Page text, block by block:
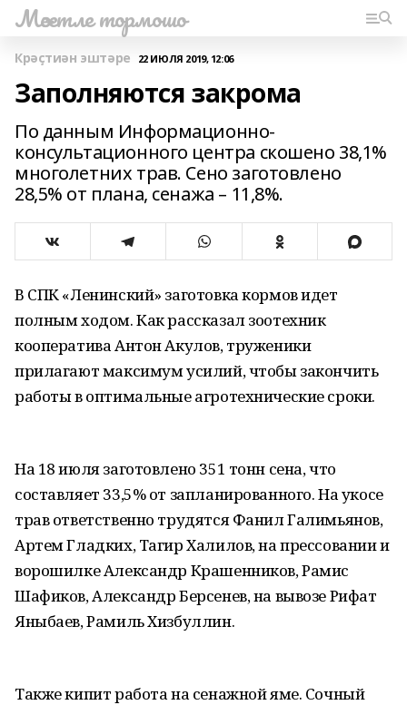
Мәсетле тормошо
Крәҫтиән эштәре 22 ИЮЛЯ 2019, 12:06
Заполняются закрома
По данным Информационно-
консультационного центра скошено 38,1%
многолетних трав. Сено заготовлено
28,5% от плана, сенажа – 11,8%.
В СПК «Ленинский» заготовка кормов идет
полным ходом. Как рассказал зоотехник
кооператива Антон Акулов, труженики
прилагают максимум усилий, чтобы закончить
работы в оптимальные агротехнические сроки.
На 18 июля заготовлено 351 тонн сена, что
составляет 33,5% от запланированного. На укосе
трав ответственно трудятся Фанил Галимьянов,
Артем Гладких, Тагир Халилов, на прессовании и
ворошилке Александр Крашенников, Рамис
Шафиков, Александр Берсенев, на вывозе Рифат
Яныбаев, Рамиль Хизбуллин.
Также кипит работа на сенажной яме. Сочный